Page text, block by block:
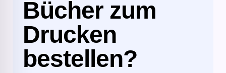
Bücher zum
Drucken
bestellen?